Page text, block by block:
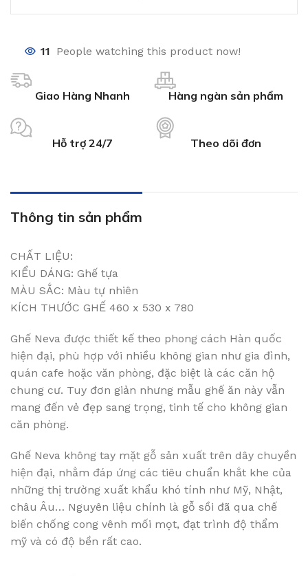
11 People watching this product now!
Giao Hàng Nhanh Hàng ngàn sản phẩm
Hỗ trợ 24/7 Theo dõi đơn
Thông tin sản phẩm
CHẤT LIỆU:
KIỂU DÁNG: Ghế tựa
MÀU SẮC: Màu tự nhiên
KÍCH THƯỚC GHẾ 460 x 530 x 780
Ghế Neva được thiết kế theo phong cách Hàn quốc
hiện đại, phù hợp với nhiều không gian như gia đình,
quán cafe hoặc văn phòng, đặc biệt là các căn hộ
chung cư. Tuy đơn giản nhưng mẫu ghế ăn này vẫn
mang đến vẻ đẹp sang trọng, tinh tế cho không gian
căn phòng.
Ghế Neva không tay mặt gỗ sản xuất trên dây chuyền
hiện đại, nhằm đáp ứng các tiêu chuẩn khắt khe của
những thị trường xuất khẩu khó tính như Mỹ, Nhật,
châu Âu… Nguyên liệu chính là gỗ sồi đã qua chế
biến chống cong vênh mối mọt, đạt trình độ thẩm
mỹ và có độ bền rất cao.